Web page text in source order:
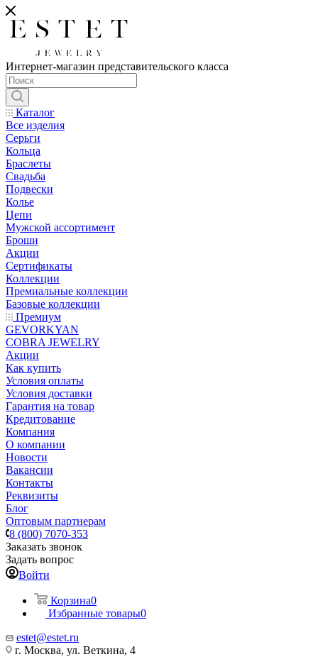
Интернет-магазин представительского класса
Каталог
Все изделия
Серьги
Кольца
Браслеты
Свадьба
Подвески
Колье
Цепи
Мужской ассортимент
Броши
Акции
Сертификаты
Коллекции
Премиальные коллекции
Базовые коллекции
Премиум
GEVORKYAN
COBRA JEWELRY
Акции
Как купить
Условия оплаты
Условия доставки
Гарантия на товар
Кредитование
Компания
О компании
Новости
Вакансии
Контакты
Реквизиты
Блог
Оптовым партнерам
8 (800) 7070-353
Заказать звонок
Задать вопрос
Войти
Корзина0
Избранные товары0
estet@estet.ru
г. Москва, ул. Веткина, 4